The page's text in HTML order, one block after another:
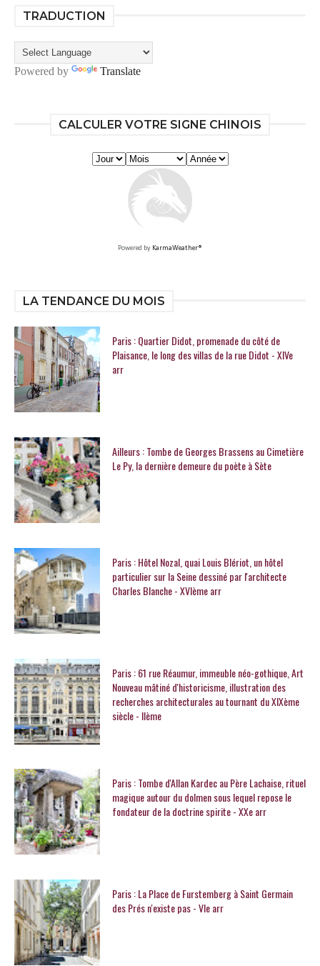
TRADUCTION
Powered by Translate
CALCULER VOTRE SIGNE CHINOIS
Powered by KarmaWeather®
LA TENDANCE DU MOIS
Paris : Quartier Didot, promenade du côté de
Plaisance, le long des villas de la rue Didot - XIVe
arr
Ailleurs : Tombe de Georges Brassens au Cimetière
Le Py, la dernière demeure du poète à Sète
Paris : Hôtel Nozal, quai Louis Blériot, un hôtel
particulier sur la Seine dessiné par l'architecte
Charles Blanche - XVIème arr
Paris : 61 rue Réaumur, immeuble néo-gothique, Art
Nouveau mâtiné d'historicisme, illustration des
recherches architecturales au tournant du XIXème
siècle - IIème
Paris : Tombe d'Allan Kardec au Père Lachaise, rituel
magique autour du dolmen sous lequel repose le
fondateur de la doctrine spirite - XXe arr
Paris : La Place de Furstemberg à Saint Germain
des Prés n'existe pas - VIe arr